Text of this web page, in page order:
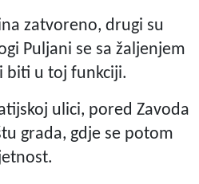
zatvoreno, drugi su
Puljani se sa žaljenjem
biti u toj funkciji.
ulici, pored Zavoda
grada, gdje se potom